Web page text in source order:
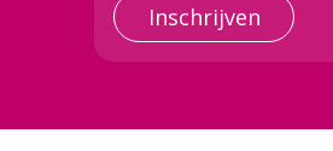
Inschrijven